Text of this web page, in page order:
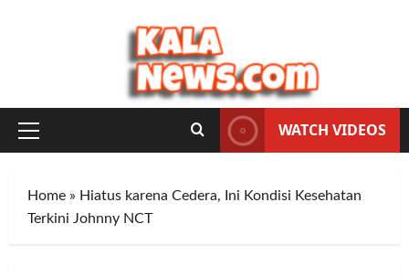
Primary
WATCH VIDEOS
Home » Hiatus karena Cedera, Ini Kondisi Kesehatan
Terkini Johnny NCT